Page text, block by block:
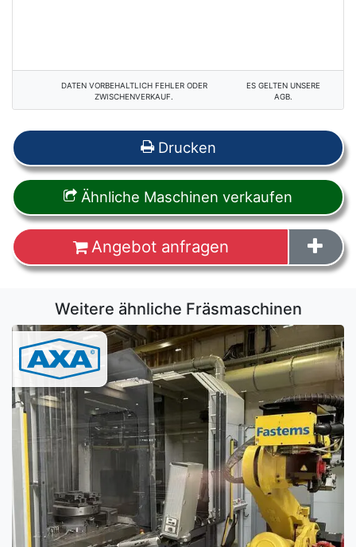
DATEN VORBEHALTLICH FEHLER ODER
ZWISCHENVERKAUF.
ES GELTEN UNSERE
AGB.
Drucken
Ähnliche Maschinen verkaufen
Angebot anfragen
Weitere ähnliche Fräsmaschinen